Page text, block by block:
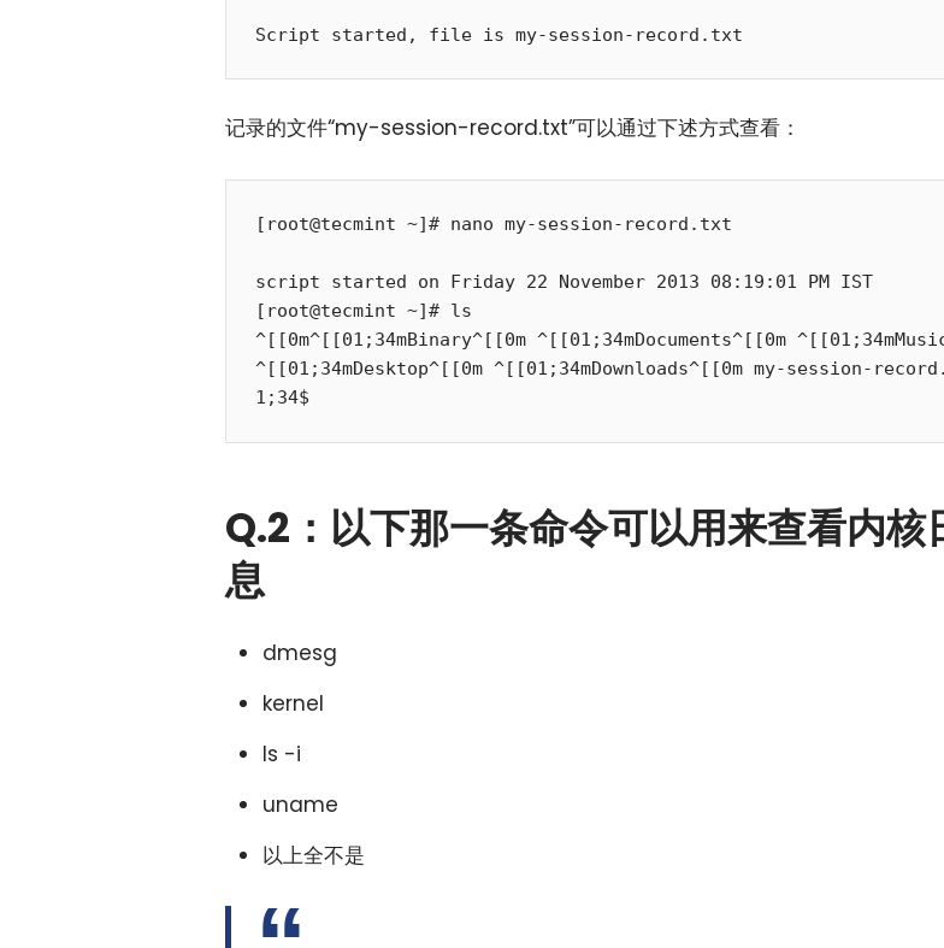
记录的文件“my-session-record.txt”可以通过下述方式查看：
[root@tecmint ~]# nano my-session-record.txt
script started on Friday 22 November 2013 08:19:01 PM IST
[root@tecmint ~]# ls
^[[0m^[[01;34mBinary^[[0m ^[[01;34mDocuments^[[0m
^[[01;34mDesktop^[[0m ^[[01;34mDownloads^[[0m my-session-
Q.2：以下那一条命令可以用来查看内核
息
dmesg
kernel
ls -i
uname
以上全不是
小白观察：Let&apos;s Encrpt 正
过渡到 ISRG Root
更开放
升级，